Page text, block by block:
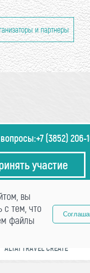
и партнеры
+7 (3852) 206-
участие
ПРОГРАММА
НОВОСТИ
ALTAI TRAVEL CREATE
вы
с тем, что
файлы